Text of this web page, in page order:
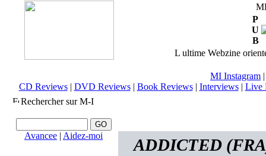
P
U
B
L ultime Webzine
MI Instagram
CD Reviews| DVD Reviews| Book Reviews| Interviews| Live
Rechercher sur M-I
Avancee | Aidez-moi ADDICTED